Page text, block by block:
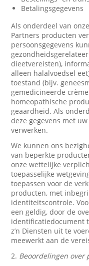
Betalingsgegevens
Als onderdeel van
Partners producten
persoonsgegevens
dieetvereisten),
alleen halalvoedsel
toestand (bijv.
gemedicineerde
homeopathische
geaardheid. Als
deze gegevens met
verwerken.
We kunnen ons
van beperkte
onze wettelijke
toepasselijke
toepassen voor de
producten, met
identiteitscontrole.
een geldig, door de
identificatiedocument
z’n Diensten uit te
meewerkt aan de
2. Beoordelingen over